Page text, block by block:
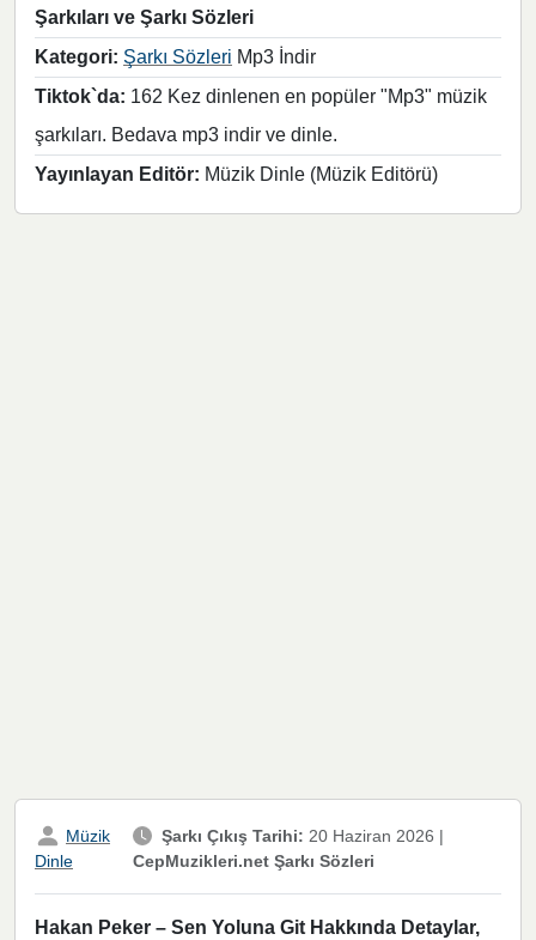
Şarkıları ve Şarkı Sözleri
Kategori: Şarkı Sözleri Mp3 İndir
Tiktok`da: 162 Kez dinlenen en popüler "Mp3" müzik
şarkıları. Bedava mp3 indir ve dinle.
Yayınlayan Editör: Müzik Dinle (Müzik Editörü)
Müzik
Dinle
Şarkı Çıkış Tarihi: 20 Haziran 2026 |
CepMuzikleri.net Şarkı Sözleri
Hakan Peker – Sen Yoluna Git Hakkında Detaylar,